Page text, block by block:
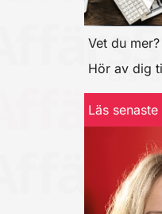
Vet du
Hör av dig
Läs